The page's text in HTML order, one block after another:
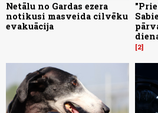
Netālu no Gardas ezera
notikusi masveida cilvēku
evakuācija
2